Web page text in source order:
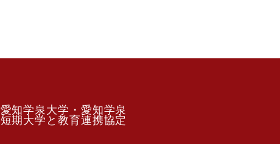
愛知学泉大学・愛知学泉
短期大学と教育連携協定